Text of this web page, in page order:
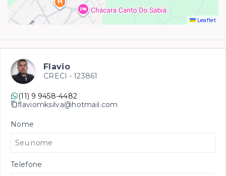
Leaflet
Flavio
CRECI - 123861
(11) 9 9458-4482
flaviomksilva@hotmail.com
Nome
Telefone